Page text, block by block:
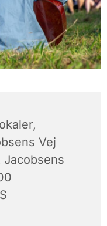
Vej
Jacobsens